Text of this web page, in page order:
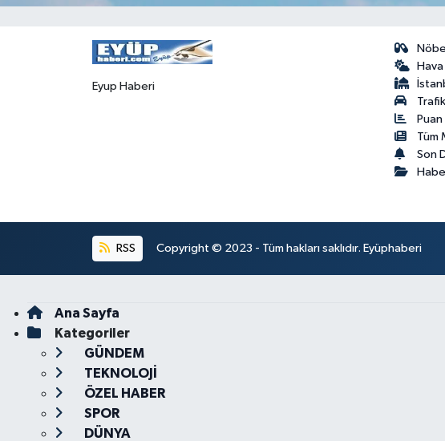
Eyup Haberi
Tüm
Son
RSS Copyright © 2023 - Tüm hakları saklıdır. Eyüphaberi
Ana Sayfa
Kategoriler
GÜNDEM
TEKNOLOJİ
ÖZEL HABER
SPOR
DÜNYA